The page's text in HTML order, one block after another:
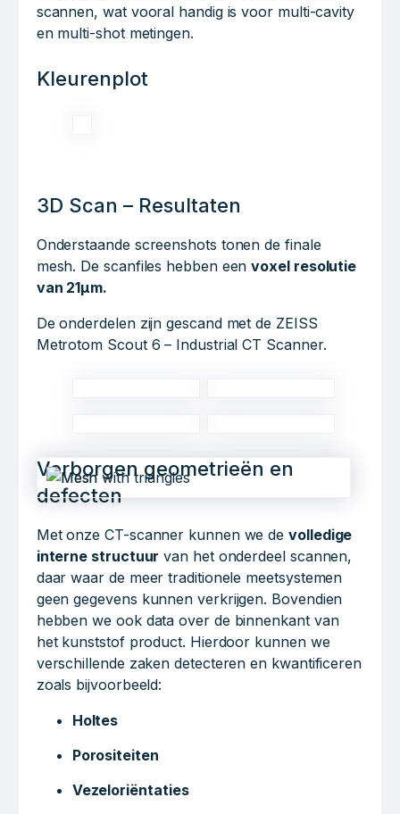
scannen, wat vooral handig is voor multi-cavity
en multi-shot metingen.
Kleurenplot
3D Scan – Resultaten
Onderstaande screenshots tonen de finale
mesh. De scanfiles hebben eenvoxel resolutie
van 21µm.
De onderdelen zijn gescand met de ZEISS
Metrotom Scout 6 – Industrial CT Scanner.
Verborgen geometrieën en
defecten
Met onze CT-scanner kunnen we devolledige
interne structuur van het onderdeel scannen,
daar waar de meer traditionele meetsystemen
geen gegevens kunnen verkrijgen. Bovendien
hebben we ook data over de binnenkant van
het kunststof product. Hierdoor kunnen we
verschillende zaken detecteren en kwantificeren
zoals bijvoorbeeld:
Holtes
Porositeiten
Vezeloriëntaties